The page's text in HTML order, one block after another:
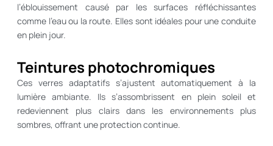
l’éblouissement causé par les surfaces réfléchissantes
comme l’eau ou la route. Elles sont idéales pour une conduite
en plein jour.
Teintures photochromiques
Ces verres adaptatifs s’ajustent automatiquement à la
lumière ambiante. Ils s’assombrissent en plein soleil et
redeviennent plus clairs dans les environnements plus
sombres, offrant une protection continue.